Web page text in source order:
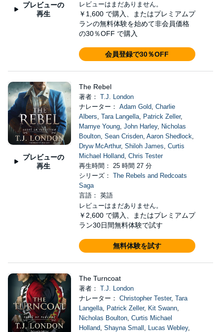
プレビューの
再生
レビューはまだありません。
￥1,600 で購入、またはプレミアムプ
ランの無料体験を始めて非会員価格
の30％OFF で購入
会員登録で30％OFF
プレビューの
再生
The Rebel
著者： T.J. London
ナレーター： Adam Gold, Charlie
Albers, Tara Langella, Patrick Zeller,
Marnye Young, John Harley, Nicholas
Boulton, Sean Crisden, Aaron Shedlock,
Dryw McArthur, Shiloh James, Curtis
Michael Holland, Chris Tester
再生時間： 25 時間 27 分
シリーズ： The Rebels and Redcoats
Saga
言語： 英語
レビューはまだありません。
￥2,600 で購入、またはプレミアムプ
ラン30日間無料体験で試す
無料体験を試す
The Turncoat
著者： T.J. London
ナレーター： Christopher Tester, Tara
Langella, Patrick Zeller, Kit Swann,
Nicholas Boulton, Curtis Michael
Holland, Shayna Small , Lucas Webley,